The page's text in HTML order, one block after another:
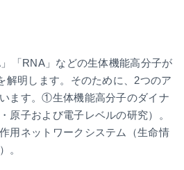
「RNA」などの生体機能高分子が
解明します。そのために、2つのア
ます。①生体機能高分子のダイナ
原子および電子レベルの研究）。
用ネットワークシステム（生命情
。